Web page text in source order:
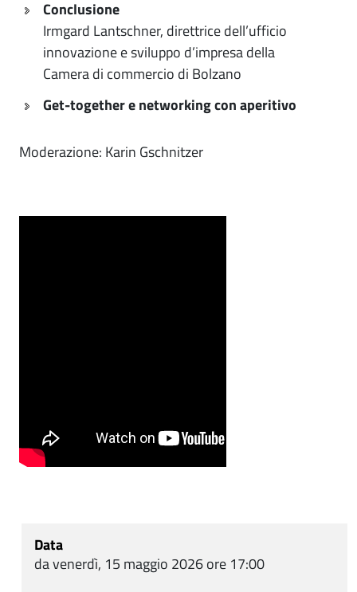
Data
da venerdì, 15 maggio 2026 ore 17:00
Conclusione
Irmgard Lantschner, direttrice dell’ufficio
innovazione e sviluppo d’impresa della
Camera di commercio di Bolzano
Get-together e networking con aperitivo
Moderazione: Karin Gschnitzer